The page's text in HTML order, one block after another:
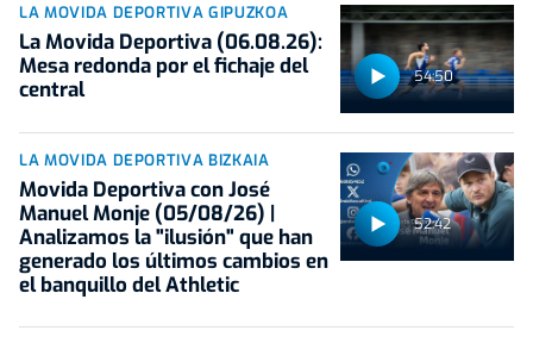
54:50
LA MOVIDA DEPORTIVA GIPUZKOA
La Movida Deportiva (06.08.26):
Mesa redonda por el fichaje del
central
52:42
LA MOVIDA DEPORTIVA BIZKAIA
Movida Deportiva con José
Manuel Monje (05/08/26) |
Analizamos la "ilusión" que han
generado los últimos cambios en
el banquillo del Athletic